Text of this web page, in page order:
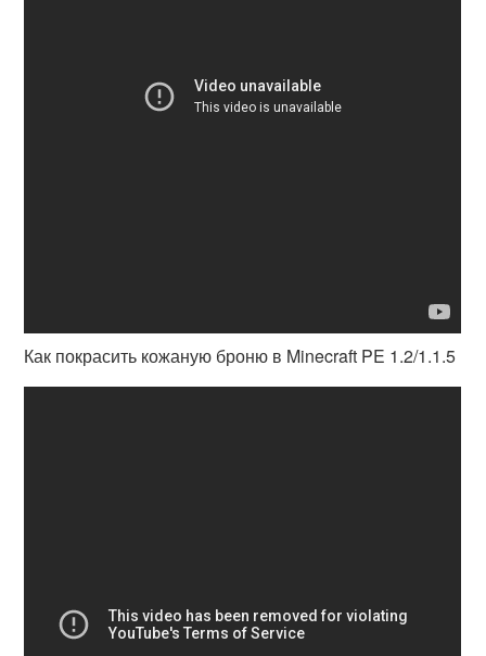
Как покрасить кожаную броню в Minecraft PE 1.2/1.1.5